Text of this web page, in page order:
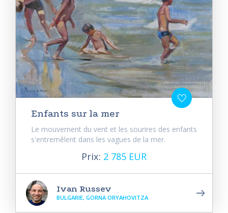
Enfants sur la mer
Le mouvement du vent et les sourires des enfants
s'entremêlent dans les vagues de la mer.
Prix: 2 785 EUR
Ivan Russev
BULGARIE, GORNA ORYAHOVITZA